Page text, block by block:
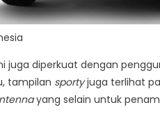
juga diperkuat dengan
tampilan sportyjuga terlihat
yang selain untuk